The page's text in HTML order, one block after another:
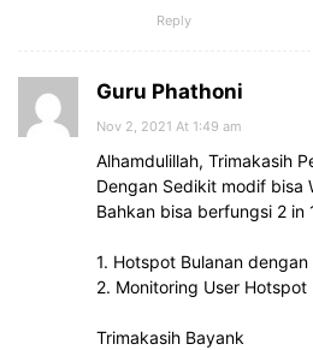
Reply
Guru Phathoni
Nov 2, 2021 At 1:49 am
Alhamdulillah, Trimakasih
Dengan Sedikit modif bisa
Bahkan bisa berfungsi 2 in
1. Hotspot Bulanan
2. Monitoring User
Trimakasih Bayank